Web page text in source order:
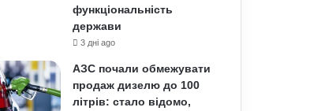
функціональність
держави
3 дні ago
АЗС почали обмежувати
продаж дизелю до 100
літрів: стало відомо,